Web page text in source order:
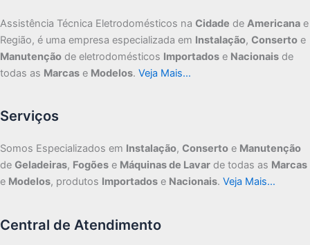
Assistência Técnica Eletrodomésticos na Cidade de Americana e
Região, é uma empresa especializada em Instalação, Conserto e
Manutenção de eletrodomésticos Importados e Nacionais de
todas as Marcas e Modelos. Veja Mais…
Serviços
Somos Especializados em Instalação, Conserto e Manutenção
de Geladeiras, Fogões e Máquinas de Lavar de todas as Marcas
e Modelos, produtos Importados e Nacionais. Veja Mais…
Central de Atendimento